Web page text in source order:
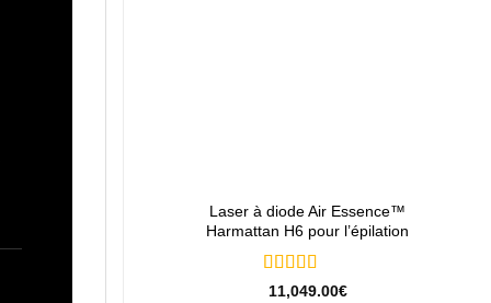
Laser à diode Air Essence™
Harmattan H6 pour l’épilation
Note5sur 5
11,049.00€